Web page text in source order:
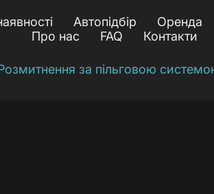
Автопідбір Оренда
Про нас
FAQ Контакти
за пільговою